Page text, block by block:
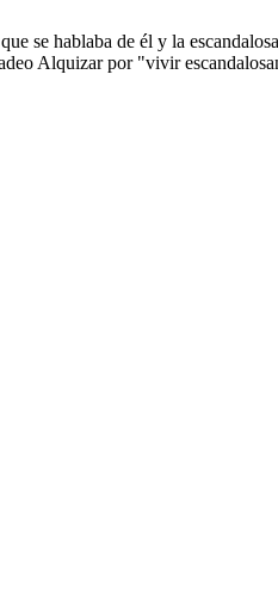
se hablaba de él y la
Alquizar por "vivir